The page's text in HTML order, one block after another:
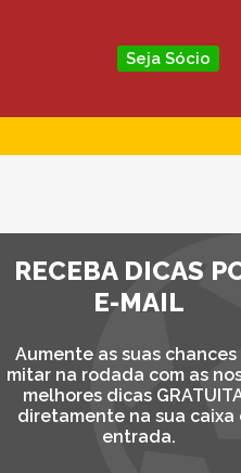
Seja Sócio
RECEBA DICAS
E-MAIL
Aumente as suas chances
mitar na rodada com as
melhores dicas
diretamente na sua caixa
entrada.